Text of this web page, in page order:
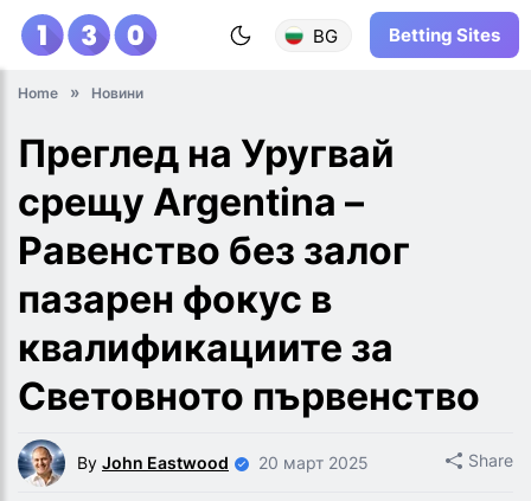
BG Betting Sites
Home Новини
Преглед на Уругвай
срещу Argentina –
Равенство без залог
пазарен фокус в
квалификациите за
Световното първенство
By John Eastwood 20 март 2025 Share